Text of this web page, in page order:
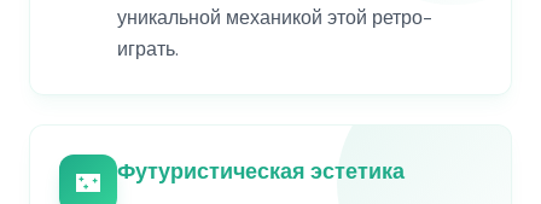
уникальной механикой этой ретро-
играть.
🌃 Футуристическая эстетика